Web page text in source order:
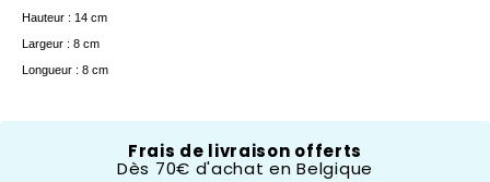
Hauteur : 14 cm
Largeur : 8 cm
Longueur : 8 cm
Frais de livraison offerts
Dès 70€ d'achat en Belgique